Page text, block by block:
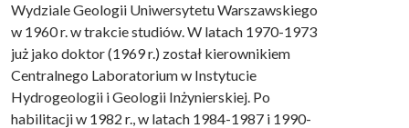
Wydziale Geologii Uniwersytetu Warszawskiego
w 1960 r. w trakcie studiów. W latach 1970-1973
już jako doktor (1969 r.) został kierownikiem
Centralnego Laboratorium w Instytucie
Hydrogeologii i Geologii Inżynierskiej. Po
habilitacji w 1982 r., w latach 1984-1987 i 1990-